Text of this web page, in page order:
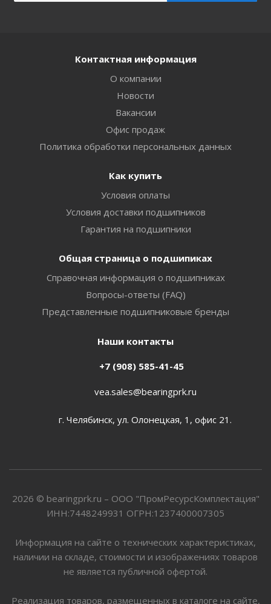
Контактная информация
О компании
Новости
Вакансии
Офис продаж
Политика обработки персональных данных
Как купить
Условия оплаты
Условия доставки подшипников
Гарантия на подшипники
Общая страница о подшипиках
Справочная информация о подшипниках
Вопросы-ответы (FAQ)
Представленные подшипниковые бренды
Наши контакты
+7 (908) 585-41-45
vea.sales@bearingprk.ru
г. Челябинск, ул. Олонецкая, 1, офис 21.
2026 © bearingprk.ru – ООО "ПромРесурсКомплектация"
ИНН:7448249931 ОГРН:1237400007305
Информация на сайте о технических характеристиках,
наличии на складе, стоимости и изображениях товаров
не является публичной офертой.
Реализация товаров, размещенных в каталоге на сайте,